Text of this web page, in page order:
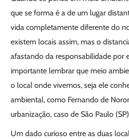
que se forma é a de um lugar
vida completamente diferente do
existem locais assim, mas o
afastando da responsabilidade por
importante lembrar que meio
o local onde vivemos, seja ele
ambiental, como Fernando de
urbanização, caso de São Paulo
Um dado curioso entre as duas